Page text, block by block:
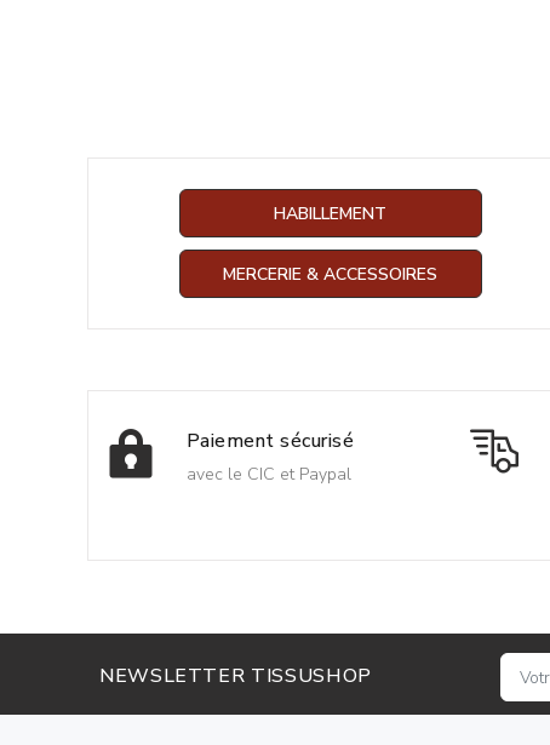
HABILLEMENT
MERCERIE & ACCESSOIRES
Paiement sécurisé
avec le CIC et Paypal
NEWSLETTER TISSUSHOP